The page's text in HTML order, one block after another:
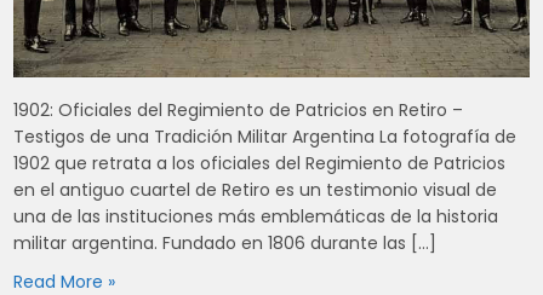
1902: Oficiales del Regimiento de Patricios en Retiro –
Testigos de una Tradición Militar Argentina La fotografía de
1902 que retrata a los oficiales del Regimiento de Patricios
en el antiguo cuartel de Retiro es un testimonio visual de
una de las instituciones más emblemáticas de la historia
militar argentina. Fundado en 1806 durante las […]
Read More »